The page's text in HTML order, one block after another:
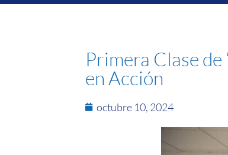
Primera Clase
en Acción
octubre 10, 2024